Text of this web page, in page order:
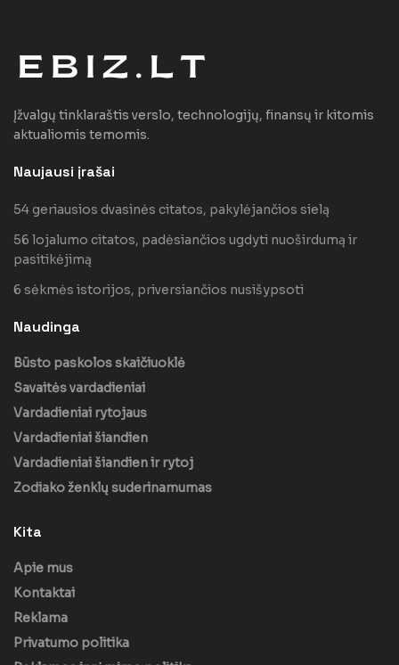
Įžvalgų tinklaraštis verslo, technologijų, finansų ir kitomis
aktualiomis temomis.
Naujausi įrašai
54 geriausios dvasinės citatos, pakylėjančios sielą
56 lojalumo citatos, padėsiančios ugdyti nuoširdumą ir
pasitikėjimą
6 sėkmės istorijos, priversiančios nusišypsoti
Naudinga
Būsto paskolos skaičiuoklė
Savaitės vardadieniai
Vardadieniai rytojaus
Vardadieniai šiandien
Vardadieniai šiandien ir rytoj
Zodiako ženklų suderinamumas
Kita
Apie mus
Kontaktai
Reklama
Privatumo politika